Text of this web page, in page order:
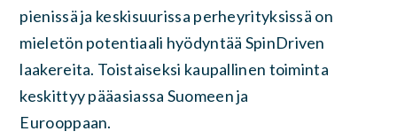
pienissä ja keskisuurissa perheyrityksissä on
mieletön potentiaali hyödyntää SpinDriven
laakereita. Toistaiseksi kaupallinen toiminta
keskittyy pääasiassa Suomeen ja
Eurooppaan.